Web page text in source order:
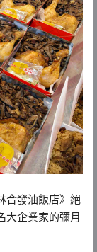
合發油飯店》絕
大企業家的彌月